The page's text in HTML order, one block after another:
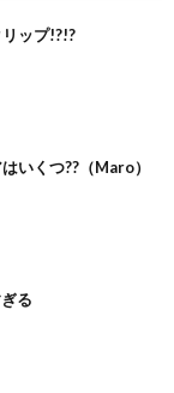
リップ!?!?
いくつ??（Maro）
る